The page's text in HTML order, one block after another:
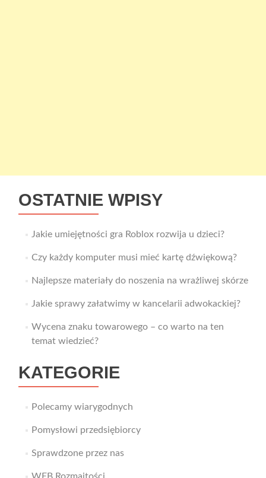
OSTATNIE WPISY
Jakie umiejętności gra Roblox rozwija u dzieci?
Czy każdy komputer musi mieć kartę dźwiękową?
Najlepsze materiały do noszenia na wrażliwej skórze
Jakie sprawy załatwimy w kancelarii adwokackiej?
Wycena znaku towarowego – co warto na ten
temat wiedzieć?
KATEGORIE
Polecamy wiarygodnych
Pomysłowi przedsiębiorcy
Sprawdzone przez nas